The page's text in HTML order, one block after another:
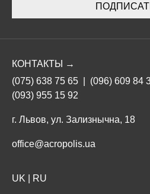
КОНТАКТЫ →
(075) 638 75 65
(096) 609 84
(093) 955 15 92
г. Львов, ул. Зализнычна, 18
office@acropolis.ua
UK RU